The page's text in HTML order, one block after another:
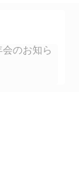
のお知ら